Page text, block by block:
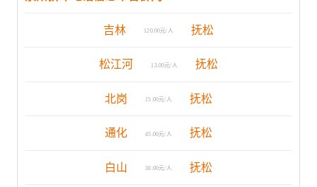
吉林 120.00元/人 抚松
松江河 13.00元/人 抚松
北岗 15.00元/人 抚松
通化 45.00元/人 抚松
白山 30.00元/人 抚松